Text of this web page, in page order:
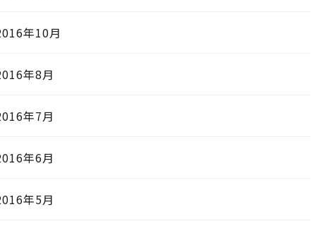
年10月
年8月
年7月
年6月
年5月